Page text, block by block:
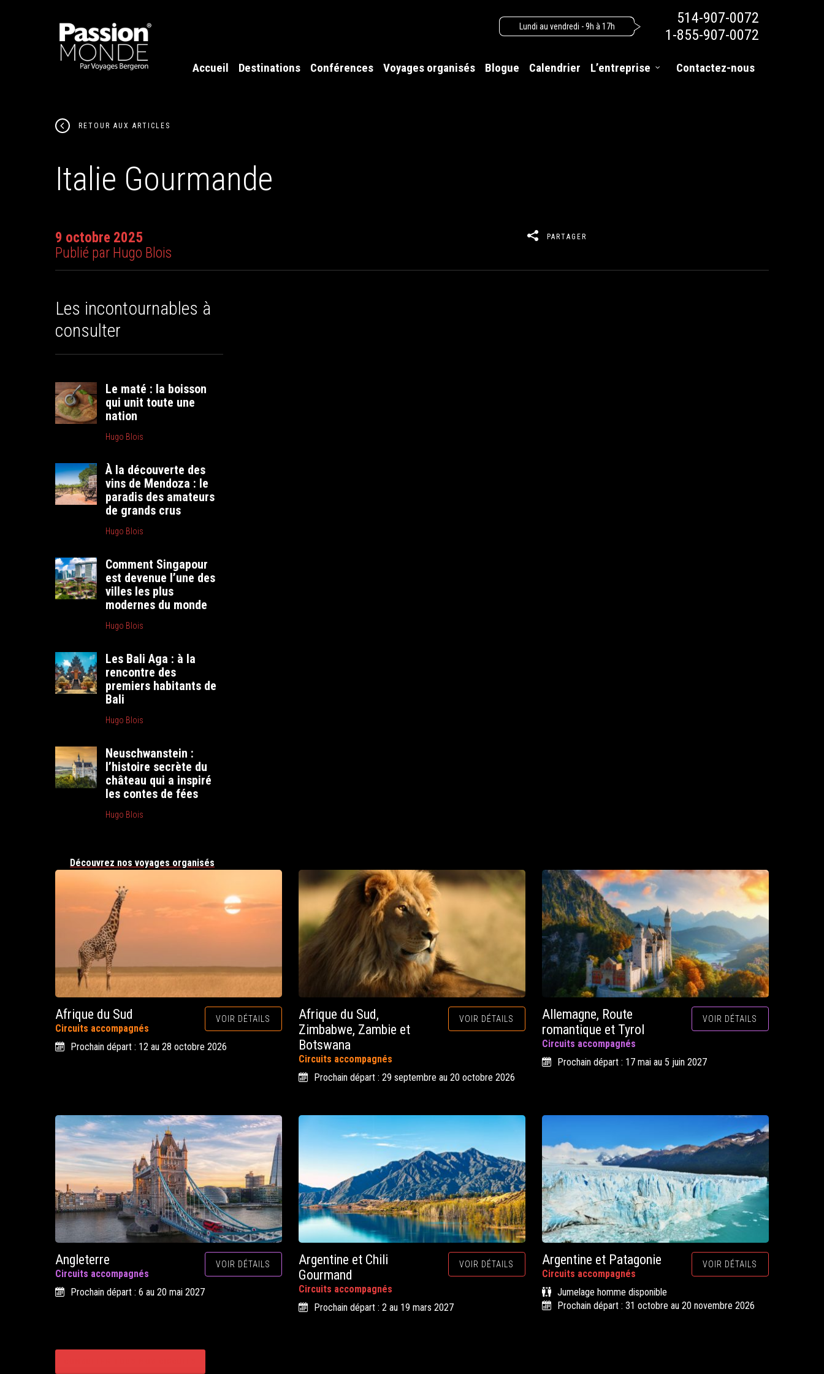
Lundi au vendredi - 9h à 17h
514-907-0072
1-855-907-0072
Accueil Destinations Conférences Voyages organisés Blogue Calendrier L’entreprise Contactez-nous
RETOUR AUX ARTICLES
Italie Gourmande
9 octobre 2025
Publié par Hugo Blois
PARTAGER
Les incontournables à
consulter
Le maté : la boisson
qui unit toute une
nation
Hugo Blois
À la découverte des
vins de Mendoza : le
paradis des amateurs
de grands crus
Hugo Blois
Comment Singapour
est devenue l’une des
villes les plus
modernes du monde
Hugo Blois
Les Bali Aga : à la
rencontre des
premiers habitants de
Bali
Hugo Blois
Neuschwanstein :
l’histoire secrète du
château qui a inspiré
les contes de fées
Hugo Blois
Découvrez nos voyages organisés
Afrique du Sud
Circuits accompagnés
VOIR DÉTAILS
Prochain départ : 12 au 28 octobre 2026
Afrique du Sud,
Zimbabwe, Zambie et
Botswana
Circuits accompagnés
VOIR DÉTAILS
Prochain départ : 29 septembre au 20 octobre 2026
Allemagne, Route
romantique et Tyrol
Circuits accompagnés
VOIR DÉTAILS
Prochain départ : 17 mai au 5 juin 2027
Angleterre
Circuits accompagnés
VOIR DÉTAILS
Prochain départ : 6 au 20 mai 2027
Argentine et Chili
Gourmand
Circuits accompagnés
VOIR DÉTAILS
Prochain départ : 2 au 19 mars 2027
Argentine et Patagonie
Circuits accompagnés
VOIR DÉTAILS
Jumelage homme disponible
Prochain départ : 31 octobre au 20 novembre 2026